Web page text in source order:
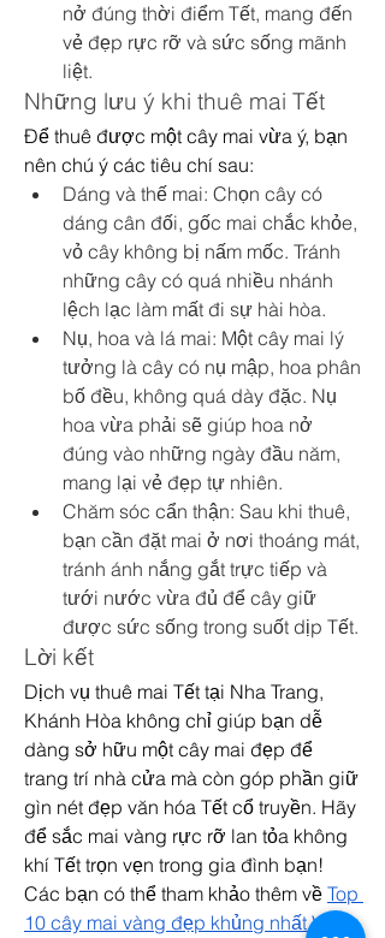
nở đúng thời điểm Tết, mang đến
vẻ đẹp rực rỡ và sức sống mãnh
liệt.
Những lưu ý khi thuê mai Tết
Để thuê được một cây mai vừa ý, bạn
nên chú ý các tiêu chí sau:
Dáng và thế mai: Chọn cây có
dáng cân đối, gốc mai chắc khỏe,
vỏ cây không bị nấm mốc. Tránh
những cây có quá nhiều nhánh
lệch lạc làm mất đi sự hài hòa.
Nụ, hoa và lá mai: Một cây mai lý
tưởng là cây có nụ mập, hoa phân
bố đều, không quá dày đặc. Nụ
hoa vừa phải sẽ giúp hoa nở
đúng vào những ngày đầu năm,
mang lại vẻ đẹp tự nhiên.
Chăm sóc cẩn thận: Sau khi thuê,
bạn cần đặt mai ở nơi thoáng mát,
tránh ánh nắng gắt trực tiếp và
tưới nước vừa đủ để cây giữ
được sức sống trong suốt dịp Tết.
Lời kết
Dịch vụ thuê mai Tết tại Nha Trang,
Khánh Hòa không chỉ giúp bạn dễ
dàng sở hữu một cây mai đẹp để
trang trí nhà cửa mà còn góp phần giữ
gìn nét đẹp văn hóa Tết cổ truyền. Hãy
để sắc mai vàng rực rỡ lan tỏa không
khí Tết trọn vẹn trong gia đình bạn!
Các bạn có thể tham khảo thêm về Top
10 cây mai vàng đẹp khủng nhất Việt